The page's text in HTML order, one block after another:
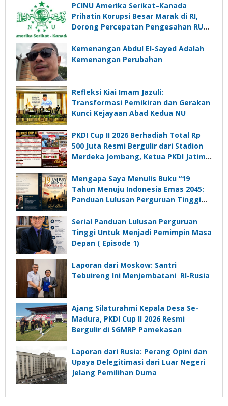
PCINU Amerika Serikat–Kanada
Prihatin Korupsi Besar Marak di RI,
Dorong Percepatan Pengesahan RUU
Kemenangan Abdul El-Sayed Adalah
Kemenangan Perubahan
Refleksi Kiai Imam Jazuli:
Transformasi Pemikiran dan Gerakan
Kunci Kejayaan Abad Kedua NU
PKDI Cup II 2026 Berhadiah Total Rp
500 Juta Resmi Bergulir dari Stadion
Merdeka Jombang, Ketua PKDI Jatim:
Komunikasi Kades untuk Memajukan
Desa
Mengapa Saya Menulis Buku “19
Tahun Menuju Indonesia Emas 2045:
Panduan Lulusan Perguruan Tinggi
Depan”?
Serial Panduan Lulusan Perguruan
Tinggi Untuk Menjadi Pemimpin Masa
Depan ( Episode 1)
Laporan dari Moskow: Santri
Tebuireng Ini Menjembatani RI-Rusia
Ajang Silaturahmi Kepala Desa Se-
Madura, PKDI Cup II 2026 Resmi
Bergulir di SGMRP Pamekasan
Laporan dari Rusia: Perang Opini dan
Upaya Delegitimasi dari Luar Negeri
Jelang Pemilihan Duma